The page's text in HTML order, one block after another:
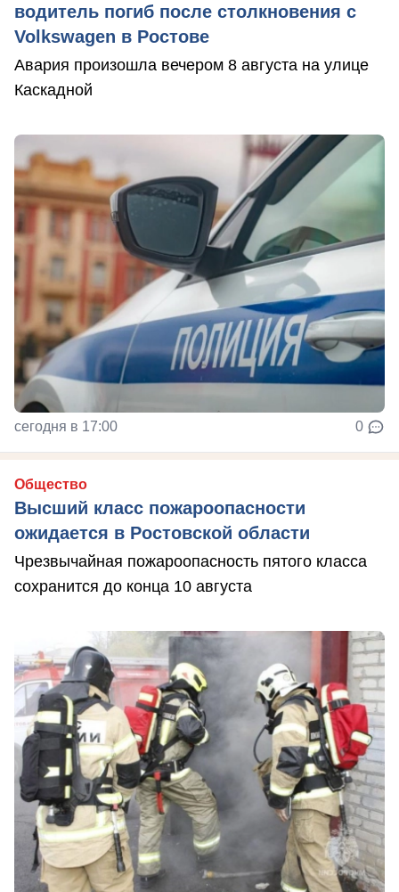
водитель погиб после столкновения с
Volkswagen в Ростове
Авария произошла вечером 8 августа на улице
Каскадной
сегодня в 17:00 0
Общество
Высший класс пожароопасности
ожидается в Ростовской области
Чрезвычайная пожароопасность пятого класса
сохранится до конца 10 августа